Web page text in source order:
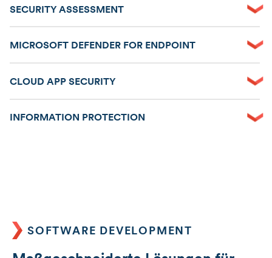
SECURITY ASSESSMENT
MICROSOFT DEFENDER FOR ENDPOINT
CLOUD APP SECURITY
INFORMATION PROTECTION
SOFTWARE DEVELOPMENT